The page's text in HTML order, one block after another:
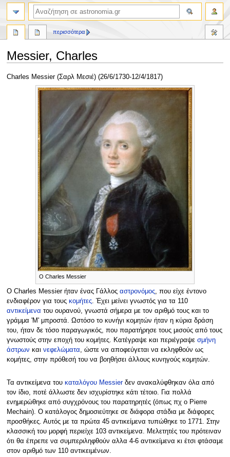
Messier, Charles
Πήδηση
Πήδηση
αναζήτηση
Charles Messier (Σαρλ Μεσιέ) (26/6/1730-12/4/1817)
Ο Charles Messier
O Charles Messier ήταν ένας Γάλλος αστρονόμος, που είχε έντονο
ενδιαφέρον για τους κομήτες. Έχει μείνει γνωστός για τα 110
αντικείμενα του ουρανού, γνωστά σήμερα με τον αριθμό τους και το
γράμμα 'Μ' μπροστά. Ωστόσο το κυνήγι κομητών ήταν η κύρια δράση
του, ήταν δε τόσο παραγωγικός, που παρατήρησε τους μισούς από τους
γνωστούς στην εποχή του κομήτες. Κατέγραψε και περιέγραψε σμήνη
άστρων και νεφελώματα, ώστε να αποφεύγεται να εκληφθούν ως
κομήτες, στην πρόθεσή του να βοηθήσει άλλους κυνηγούς κομητών.
Τα αντικείμενα του καταλόγου Messierδεν ανακαλύφθηκαν όλα από
τον ίδιο, ποτέ άλλωστε δεν ισχυρίστηκε κάτι τέτοιο. Για πολλά
ενημερώθηκε από συγχρόνους του παρατηρητές (όπως πχ ο Pierre
Mechain). Ο κατάλογος δημοσιεύτηκε σε διάφορα στάδια με διάφορες
προσθήκες. Αυτός με τα πρώτα 45 αντικείμενα τυπώθηκε το 1771. Στην
κλασσική του μορφή περιείχε 103 αντικείμενα. Μελετητές του πρότειναν
ότι θα έπρεπε να συμπεριληφθούν αλλα 4-6 αντικείμενα κι έτσι φτάσαμε
στον αριθμό των 110 αντικειμένων.
περισσότερα
αναζήτηση